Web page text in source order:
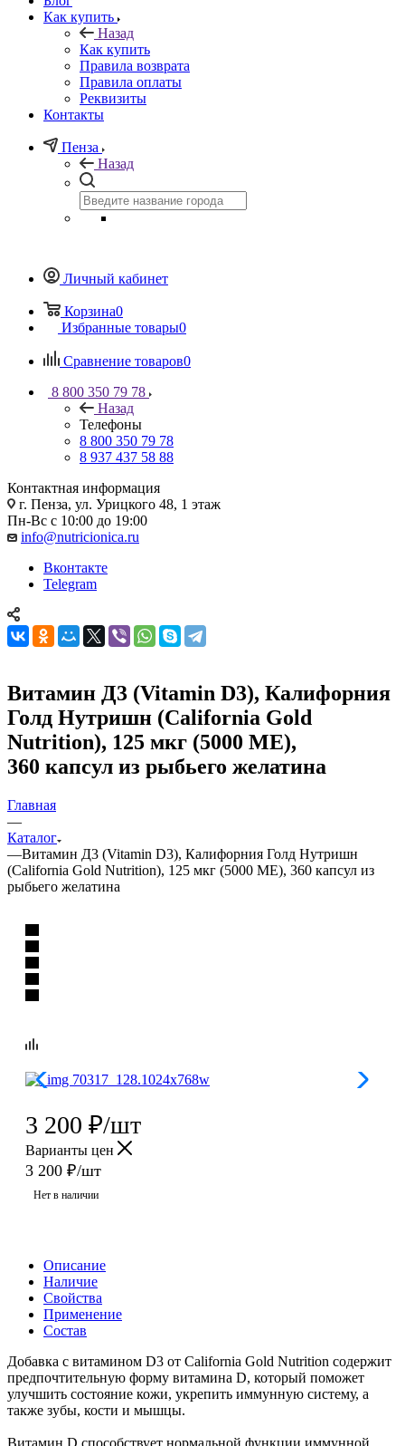
Как купить
Назад
Как купить
Правила возврата
Правила оплаты
Реквизиты
Контакты
Пенза
Назад
Личный кабинет
Корзина0
Избранные товары0
Сравнение товаров0
8 800 350 79 78
Назад
Телефоны
8 800 350 79 78
8 937 437 58 88
Контактная информация
г. Пенза, ул. Урицкого 48, 1 этаж
Пн-Вс с 10:00 до 19:00
info@nutricionica.ru
Вконтакте
Telegram
Витамин Д3 (Vitamin D3), Калифорния
Голд Нутришн (California Gold
Nutrition), 125 мкг (5000 МЕ),
360 капсул из рыбьего желатина
Главная
—
Каталог
—Витамин Д3 (Vitamin D3), Калифорния Голд Нутришн
(California Gold Nutrition), 125 мкг (5000 МЕ), 360 капсул из
рыбьего желатина
3 200 ₽/шт
Варианты цен
3 200 ₽/шт
Нет в наличии
Описание
Наличие
Свойства
Применение
Состав
Добавка с витамином D3 от California Gold Nutrition содержит
предпочтительную форму витамина D, который поможет
улучшить состояние кожи, укрепить иммунную систему, а
также зубы, кости и мышцы.
Витамин D способствует нормальной функции иммунной